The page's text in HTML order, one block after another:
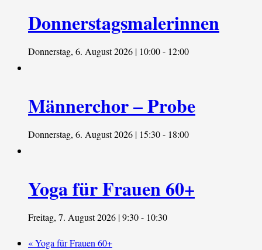
Donnerstagsmalerinnen
Donnerstag, 6. August 2026 | 10:00- 12:00
Männerchor – Probe
Donnerstag, 6. August 2026 | 15:30- 18:00
Yoga für Frauen 60+
Freitag, 7. August 2026 | 9:30- 10:30
«Yoga für Frauen 60+